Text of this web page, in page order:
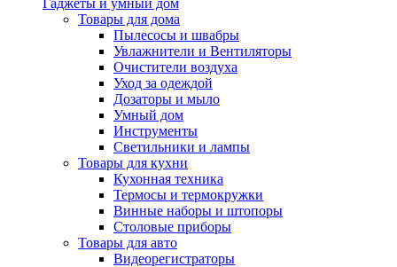
Гаджеты и умный дом
Товары для дома
Пылесосы и швабры
Увлажнители и Вентиляторы
Очистители воздуха
Уход за одеждой
Дозаторы и мыло
Умный дом
Инструменты
Светильники и лампы
Товары для кухни
Кухонная техника
Термосы и термокружки
Винные наборы и штопоры
Столовые приборы
Товары для авто
Видеорегистраторы